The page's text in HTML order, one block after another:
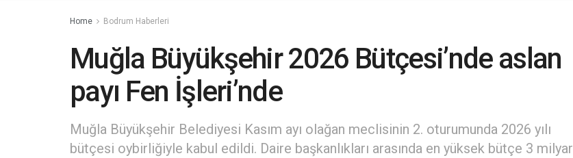
Home Bodrum Haberleri
Muğla Büyükşehir 2026 Bütçesi’nde aslan
payı Fen İşleri’nde
Muğla Büyükşehir Belediyesi Kasım ayı olağan meclisinin 2. oturumunda 2026 yılı
bütçesi oybirliğiyle kabul edildi. Daire başkanlıkları arasında en yüksek bütçe 3 milyar